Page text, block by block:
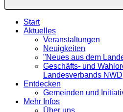
Start
Aktuelles
Veranstaltungen
Neuigkeiten
"Neues aus dem
Geschäfts- und
Landesverbands NWD
Entdecken
Gemeinden und
Mehr Infos
Über uns